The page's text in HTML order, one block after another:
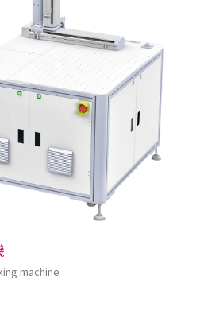
machine